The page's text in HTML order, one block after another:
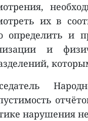
их в
определить и
и
нарушения